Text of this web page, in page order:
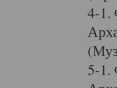
4-1.
5-1.